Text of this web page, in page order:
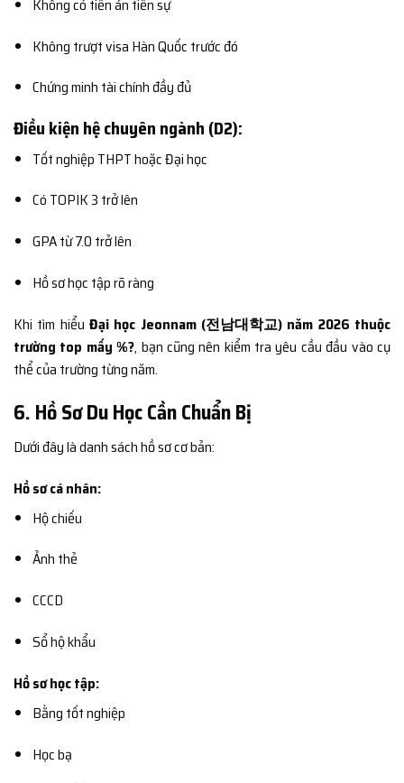
Không có tiền án tiền sự
Không trượt visa Hàn Quốc trước đó
Chứng minh tài chính đầy đủ
Điều kiện hệ chuyên ngành (D2):
Tốt nghiệp THPT hoặc Đại học
Có TOPIK 3 trở lên
GPA từ 7.0 trở lên
Hồ sơ học tập rõ ràng
Khi tìm hiểu Đại học Jeonnam (전남대학교) năm 2026 thuộc
trường top mấy %?, bạn cũng nên kiểm tra yêu cầu đầu vào cụ
thể của trường từng năm.
6. Hồ Sơ Du Học Cần Chuẩn Bị
Dưới đây là danh sách hồ sơ cơ bản:
Hồ sơ cá nhân:
Hộ chiếu
Ảnh thẻ
CCCD
Sổ hộ khẩu
Hồ sơ học tập:
Bằng tốt nghiệp
Học bạ